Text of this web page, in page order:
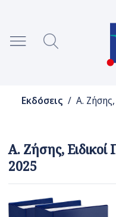
Εκδόσεις / Α. Ζήσης,
Α. Ζήσης, Ειδικοί
2025